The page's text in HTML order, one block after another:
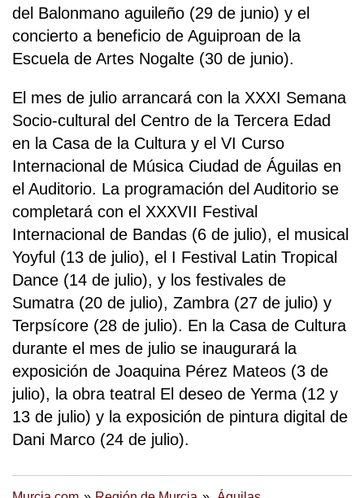
del Balonmano aguileño (29 de junio) y el
concierto a beneficio de Aguiproan de la
Escuela de Artes Nogalte (30 de junio).
El mes de julio arrancará con la XXXI Semana
Socio-cultural del Centro de la Tercera Edad
en la Casa de la Cultura y el VI Curso
Internacional de Música Ciudad de Águilas en
el Auditorio. La programación del Auditorio se
completará con el XXXVII Festival
Internacional de Bandas (6 de julio), el musical
Yoyful (13 de julio), el I Festival Latin Tropical
Dance (14 de julio), y los festivales de
Sumatra (20 de julio), Zambra (27 de julio) y
Terpsícore (28 de julio). En la Casa de Cultura
durante el mes de julio se inaugurará la
exposición de Joaquina Pérez Mateos (3 de
julio), la obra teatral El deseo de Yerma (12 y
13 de julio) y la exposición de pintura digital de
Dani Marco (24 de julio).